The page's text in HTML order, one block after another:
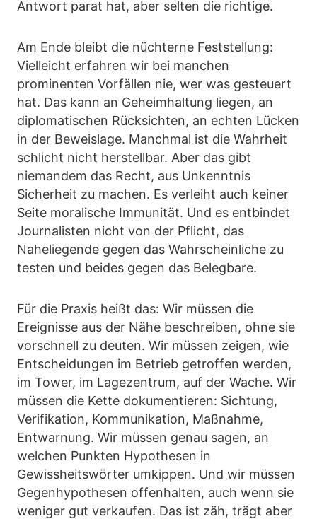
Antwort parat hat, aber selten die richtige.
Am Ende bleibt die nüchterne Feststellung:
Vielleicht erfahren wir bei manchen
prominenten Vorfällen nie, wer was gesteuert
hat. Das kann an Geheimhaltung liegen, an
diplomatischen Rücksichten, an echten Lücken
in der Beweislage. Manchmal ist die Wahrheit
schlicht nicht herstellbar. Aber das gibt
niemandem das Recht, aus Unkenntnis
Sicherheit zu machen. Es verleiht auch keiner
Seite moralische Immunität. Und es entbindet
Journalisten nicht von der Pflicht, das
Naheliegende gegen das Wahrscheinliche zu
testen und beides gegen das Belegbare.
Für die Praxis heißt das: Wir müssen die
Ereignisse aus der Nähe beschreiben, ohne sie
vorschnell zu deuten. Wir müssen zeigen, wie
Entscheidungen im Betrieb getroffen werden,
im Tower, im Lagezentrum, auf der Wache. Wir
müssen die Kette dokumentieren: Sichtung,
Verifikation, Kommunikation, Maßnahme,
Entwarnung. Wir müssen genau sagen, an
welchen Punkten Hypothesen in
Gewissheitswörter umkippen. Und wir müssen
Gegenhypothesen offenhalten, auch wenn sie
weniger gut verkaufen. Das ist zäh, trägt aber